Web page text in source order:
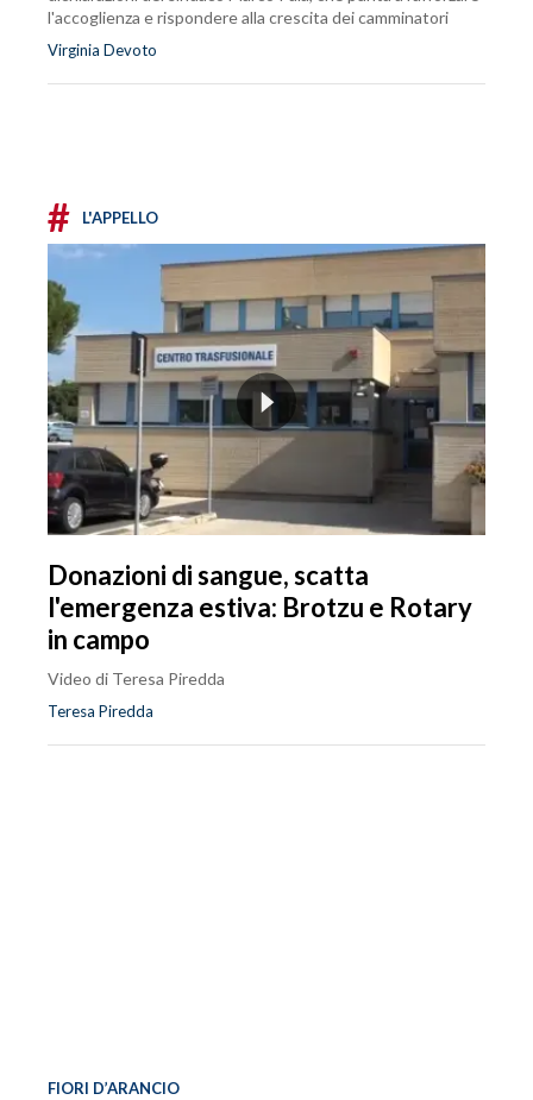
l'accoglienza e rispondere alla crescita dei camminatori
Virginia Devoto
# L'APPELLO
Donazioni di sangue, scatta
l'emergenza estiva: Brotzu e Rotary
in campo
Video di Teresa Piredda
Teresa Piredda
FIORI D’ARANCIO